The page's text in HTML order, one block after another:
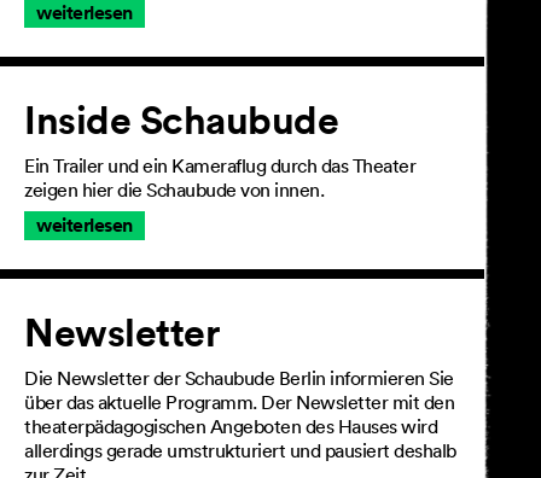
weiterlesen
Inside Schaubude
Ein Trailer und ein Kameraflug durch das Theater
zeigen hier die Schaubude von innen.
weiterlesen
Newsletter
Die Newsletter der Schaubude Berlin informieren Sie
über das aktuelle Programm. Der Newsletter mit den
theaterpädagogischen Angeboten des Hauses wird
allerdings gerade umstrukturiert und pausiert deshalb